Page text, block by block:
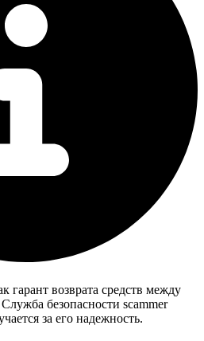
гарант возврата средств между
безопасности scammer
за его надежность.